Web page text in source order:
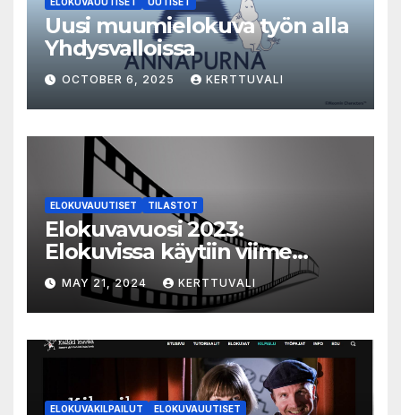
Uusi muumielokuva työn alla
Yhdysvalloissa
OCTOBER 6, 2025 KERTTUVALI
ELOKUVAUUTISET TILASTOT
Elokuvavuosi 2023:
Elokuvissa käytiin viime
vuonna 7,2 miljoonaa kertaa
ympäri Suomen
MAY 21, 2024 KERTTUVALI
ELOKUVAKILPAILUT ELOKUVAUUTISET